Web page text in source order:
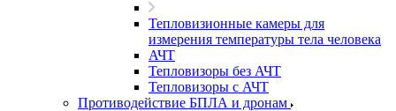
Тепловизионные камеры для
измерения температуры тела человека
АЧТ
Тепловизоры без АЧТ
Тепловизоры с АЧТ
Противодействие БПЛА и дронам